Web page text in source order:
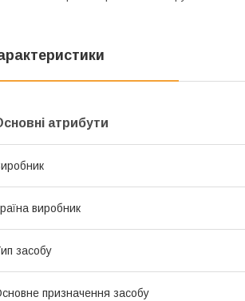
атрибути
виробник
засобу
призначення засобу